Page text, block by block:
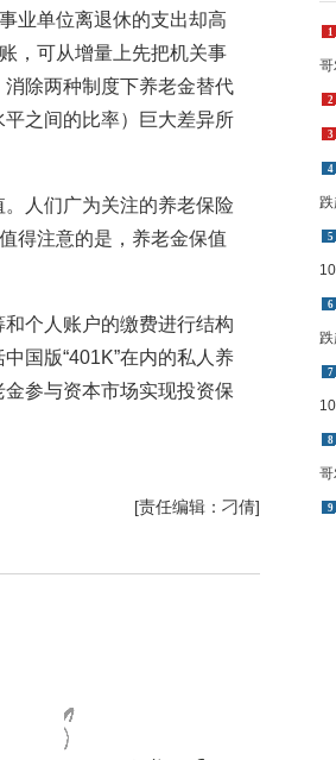
业单位离退休的支出却高
，可从增量上先把机关事
除两种制度下养老金替代
之间的比率）巨大差异所
人们广为关注的养老保险
得注意的是，养老金保值
个人账户的缴费进行结构
国版“401K”在内的私人养
参与资本市场实现投资保
[责任编辑：刁倩]
1
2
3
4
5
6
7
8
9